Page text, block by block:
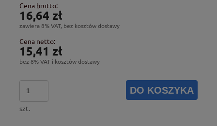
Cena brutto:
16,64 zł
zawiera 8% VAT, bez kosztów dostawy
Cena netto:
15,41 zł
bez 8% VAT i kosztów dostawy
szt.
DO KOSZYKA